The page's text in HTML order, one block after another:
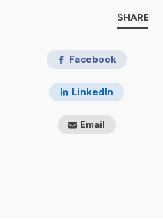
SHARE
Facebook
LinkedIn
Email